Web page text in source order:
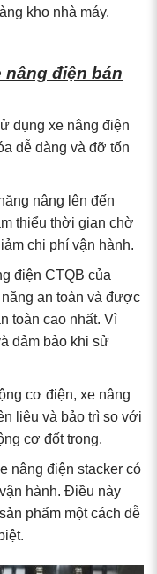
kho nhà máy.
nâng điện bán
dụng xe nâng điện
dễ dàng và đỡ tốn
nâng lên đến
thiểu thời gian chờ
chi phí vận hành.
điện CTQB của
an toàn và được
toàn cao nhất. Vì
đảm bảo khi sử
cơ điện, xe nâng
liệu và bảo trì so với
cơ đốt trong.
nâng điện stacker có
hành. Điều này
phẩm một cách dễ